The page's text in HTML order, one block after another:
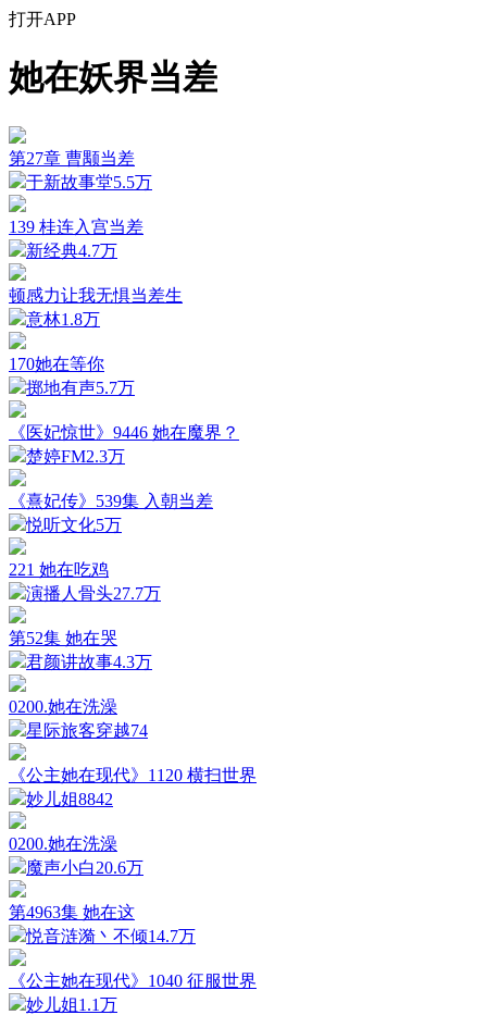
打开APP
她在妖界当差
第27章 曹颙当差
于新故事堂5.5万
139 桂连入宫当差
新经典4.7万
顿感力让我无惧当差生
意林1.8万
170她在等你
掷地有声5.7万
《医妃惊世》9446 她在魔界？
楚婷FM2.3万
《熹妃传》539集 入朝当差
悦听文化5万
221 她在吃鸡
演播人骨头27.7万
第52集 她在哭
君颜讲故事4.3万
0200.她在洗澡
星际旅客穿越74
《公主她在现代》1120 横扫世界
妙儿姐8842
0200.她在洗澡
魔声小白20.6万
第4963集 她在这
悦音涟漪丶不倾14.7万
《公主她在现代》1040 征服世界
妙儿姐1.1万